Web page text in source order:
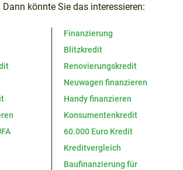
könnte Sie das interessieren:
Finanzierung
Blitzkredit
Renovierungskredit
Neuwagen finanzieren
Handy finanzieren
Konsumentenkredit
60.000 Euro Kredit
Kreditvergleich
Baufinanzierung für